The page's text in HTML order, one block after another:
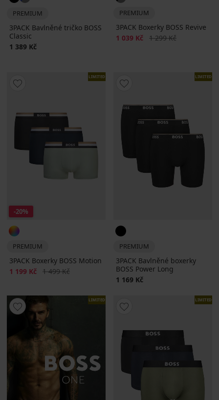
PREMIUM
3PACK Bavlněné tričko BOSS
Classic
1 389 Kč
PREMIUM
3PACK Boxerky BOSS Revive
Sleva
1 039 Kč Původní cena
1 299 Kč
LIMITED
-20%
PREMIUM
3PACK Boxerky BOSS Motion
Sleva
1 199 Kč Původní cena
1 499 Kč
LIMITED
PREMIUM
3PACK Bavlněné boxerky
BOSS Power Long
1 169 Kč
LIMITED LIMITED